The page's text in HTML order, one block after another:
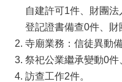
自建許可1件、財團
登記證書備查0件、
寺廟業務：信徒異動
祭祀公業繼承變動0
訪查工作2件。